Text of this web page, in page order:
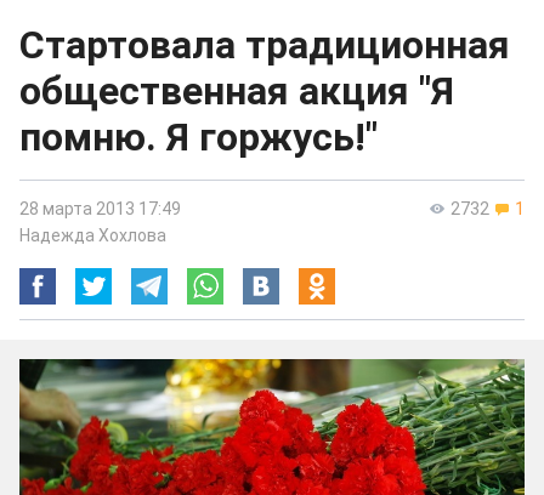
Стартовала традиционная
общественная акция "Я
помню. Я горжусь!"
2732 1
28 марта 2013 17:49
Надежда Хохлова